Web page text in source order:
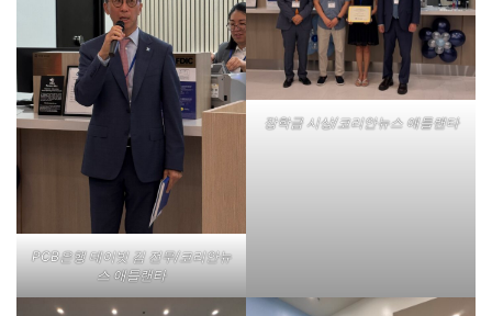
PCB은행 데이빗 김 전무/코리안뉴
스 애틀랜타
장학금 시상/코리안뉴스 애틀랜타